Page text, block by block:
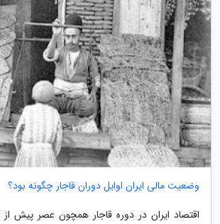
وضعیت مالی ایران اوایل دوران قاجار چگونه بود؟
اقتصاد ایران در دوره قاجار همچون عصر پیش از